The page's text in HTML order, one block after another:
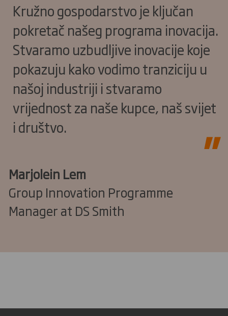
Kružno gospodarstvo je ključan
pokretač našeg programa inovacija.
Stvaramo uzbudljive inovacije koje
pokazuju kako vodimo tranziciju u
našoj industriji i stvaramo
vrijednost za naše kupce, naš svijet
i društvo.
Marjolein Lem
Group Innovation Programme
Manager at DS Smith